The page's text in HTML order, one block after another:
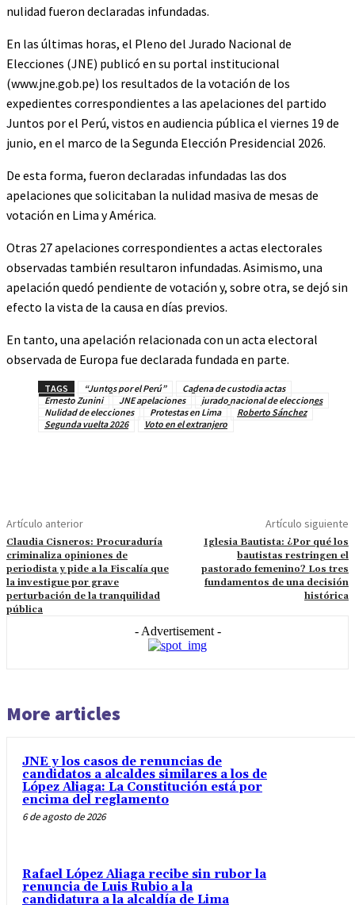
nulidad fueron declaradas infundadas.
En las últimas horas, el Pleno del Jurado Nacional de
Elecciones (JNE) publicó en su portal institucional
(www.jne.gob.pe) los resultados de la votación de los
expedientes correspondientes a las apelaciones del partido
Juntos por el Perú, vistos en audiencia pública el viernes 19 de
junio, en el marco de la Segunda Elección Presidencial 2026.
De esta forma, fueron declaradas infundadas las dos
apelaciones que solicitaban la nulidad masiva de mesas de
votación en Lima y América.
Otras 27 apelaciones correspondientes a actas electorales
observadas también resultaron infundadas. Asimismo, una
apelación quedó pendiente de votación y, sobre otra, se dejó sin
efecto la vista de la causa en días previos.
En tanto, una apelación relacionada con un acta electoral
observada de Europa fue declarada fundada en parte.
TAGS “Juntos por el Perú”
Cadena de custodia actas
Ernesto Zunini
JNE apelaciones
jurado nacional de elecciones
Nulidad de elecciones
Protestas en Lima
Roberto Sánchez
Segunda vuelta 2026
Voto en el extranjero
Artículo anterior
Claudia Cisneros: Procuraduría
criminaliza opiniones de
periodista y pide a la Fiscalía que
la investigue por grave
perturbación de la tranquilidad
pública
Artículo siguiente
Iglesia Bautista: ¿Por qué los
bautistas restringen el
pastorado femenino? Los tres
fundamentos de una decisión
histórica
- Advertisement -
More articles
JNE y los casos de renuncias de
candidatos a alcaldes similares a los de
López Aliaga: La Constitución está por
encima del reglamento
6 de agosto de 2026
Rafael López Aliaga recibe sin rubor la
renuncia de Luis Rubio a la
candidatura a la alcaldía de Lima